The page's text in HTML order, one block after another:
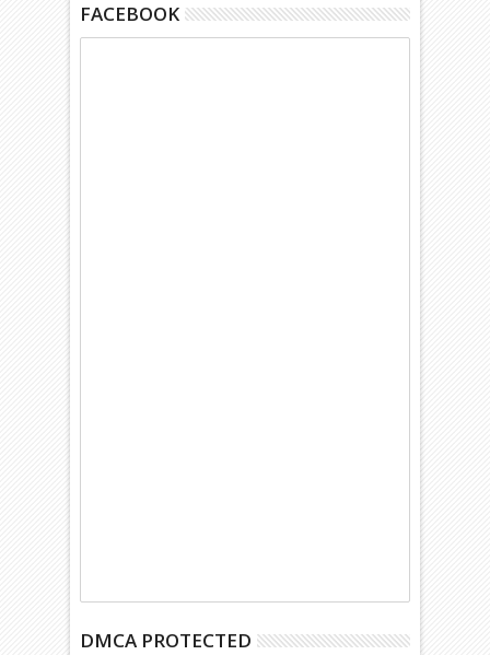
FACEBOOK
DMCA PROTECTED